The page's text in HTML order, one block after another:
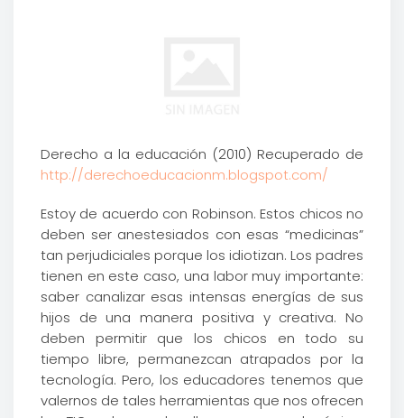
Derecho a la educación (2010) Recuperado de
http://derechoeducacionm.blogspot.com/
Estoy de acuerdo con Robinson. Estos chicos no
deben ser anestesiados con esas “medicinas”
tan perjudiciales porque los idiotizan. Los padres
tienen en este caso, una labor muy importante:
saber canalizar esas intensas energías de sus
hijos de una manera positiva y creativa. No
deben permitir que los chicos en todo su
tiempo libre, permanezcan atrapados por la
tecnología. Pero, los educadores tenemos que
valernos de tales herramientas que nos ofrecen